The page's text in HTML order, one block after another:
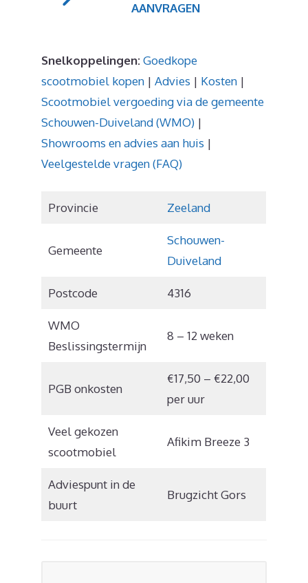
AANVRAGEN
Snelkoppelingen:Goedkope
scootmobiel kopen | Advies | Kosten |
Scootmobiel vergoeding via de gemeente
Schouwen-Duiveland (WMO) |
Showrooms en advies aan huis |
Veelgestelde vragen (FAQ)
Provincie Zeeland
Gemeente
Schouwen-
Duiveland
Postcode 4316
WMO
Beslissingstermijn
8 – 12 weken
PGB onkosten
€17,50 – €22,00
per uur
Veel gekozen
scootmobiel
Afikim Breeze 3
Adviespunt in de
buurt
Brugzicht Gors